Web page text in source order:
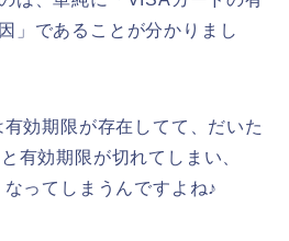
」であることが分かりまし
効期限が存在してて、だいた
有効期限が切れてしまい、
ってしまうんですよね♪